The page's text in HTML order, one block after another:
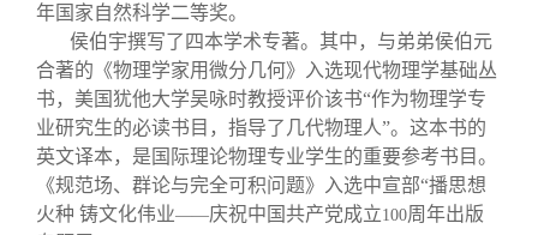
年国家自然科学二等奖。
侯伯宇撰写了四本学术专著。其中，与弟弟侯伯元
合著的《物理学家用微分几何》入选现代物理学基础丛
书，美国犹他大学吴咏时教授评价该书“作为物理学专
业研究生的必读书目，指导了几代物理人”。这本书的
英文译本，是国际理论物理专业学生的重要参考书目。
《规范场、群论与完全可积问题》入选中宣部“播思想
火种 铸文化伟业——庆祝中国共产党成立100周年出版